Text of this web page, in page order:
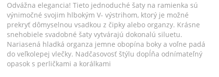
Odvážna elegancia! Tieto jednoduché šaty na ramienka sú
výnimočné svojim hlbokým V- výstrihom, ktorý je možné
prekryť dômyselnou vsadkou z čipky alebo organzy. Krásne
snehobiele svadobné šaty vytvárajú dokonalú siluetu.
Nariasená hladká organza jemne obopína boky a voľne padá
do veľkolepej vlečky. Nadčasovosť štýlu dopĺňa odnímateľný
opasok s perličkami a korálkami